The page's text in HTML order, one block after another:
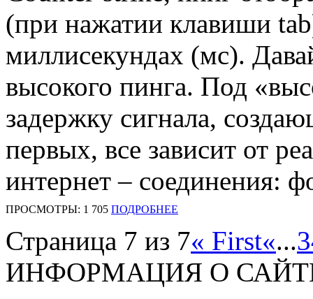
(при нажатии клавиши
миллисекундах (мс).
высокого пинга. Под
задержку сигнала,
первых, все зависит от
интернет – соединения:
ПРОСМОТРЫ: 1 705 ПОДРОБНЕЕ
Страница 7 из 7« First«...3
ИНФОРМАЦИЯ О